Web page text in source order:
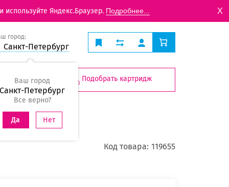
Яндекс.Браузер. Подробнее... X
город:
Санкт-Петербург
Ваш город
Санкт-Петербург
Все верно?
Да Нет
Подобрать картридж
Код товара: 119655